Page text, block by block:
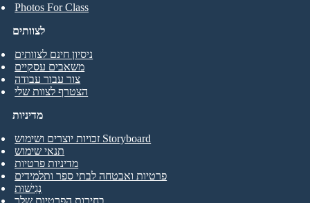
Photos For Class
לצוותים
ניסיון חינם לצוותים
משאבים עסקיים
צור עבור עבודה
הצטרף לצוות שלי
מדיניות
זכויות יוצרים ושימוש Storyboard
תנאי שימוש
מדיניות פרטיות
פרטיות ואבטחה לבתי ספר ותלמידים
נְגִישׁוּת